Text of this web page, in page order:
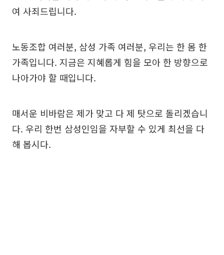
여 사죄드립니다.
노동조합 여러분, 삼성 가족 여러분, 우리는 한 몸 한
가족입니다. 지금은 지혜롭게 힘을 모아 한 방향으로
나아가야 할 때입니다.
매서운 비바람은 제가 맞고 다 제 탓으로 돌리겠습니
다. 우리 한번 삼성인임을 자부할 수 있게 최선을 다
해 봅시다.